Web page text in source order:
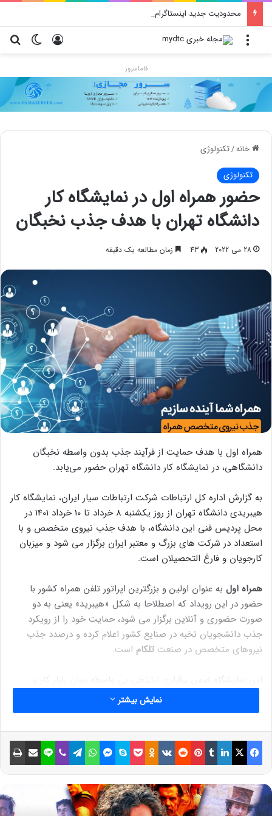
محدودیت جدید اینستاگرام: هر پست فقط پنج هشتگ
تغییر ورود منو
فاماسرور
خانه/تکنولوژی
تکنولوژی
حضور همراه اول در نمایشگاه کار
دانشگاه تهران با هدف جذب نخبگان
28 می 2022 43 زمان مطالعه یک دقیقه
همراه اول با هدف حمایت از فرآیند جذب بدون واسطه نخبگان
دانشگاهی، در نمایشگاه کار دانشگاه تهران حضور می‌یابد.
به گزارش اداره کل ارتباطات شرکت ارتباطات سیار ایران، نمایشگاه کار
هیبریدی دانشگاه تهران از روز یکشنبه 8 خرداد تا 10 خرداد 1401 در
محل پردیس فنی این دانشگاه، با هدف جذب نیروی متخصص و با
استعداد در شرکت های بزرگ و معتبر ایران برگزار می شود و میزبان
کارجویان و فارغ التحصیلان است.
همراه اول به عنوان اولین و بزرگترین اپراتور تلفن همراه کشور با
حضور در این رویداد که اصطلاحا به شکل «هیبرید» یعنی به دو
صورت حضوری و آنلاین برگزار می شود، حمایت خود را از رویکرد
جذب دانشجویان نخبه در صنایع کشور اعلام کرده و درصدد جذب
نیروهای متخصص در صنعت تلکام است.
دانشگاه، فرصت تعاملی مستقیم و رو در رو بین کارجویان و
دانشجویان نخبه با صنعتگران را فراهم می آورد تا بدون هیچ دغدغه
نوشته های مشابه
از کجا بفهمیم هدفون شارژ شده است؟
6 سپتامبر 2021
نمایش بیشتر
فیسبوک ایکس لینکداین تامبلر پینتریست Reddit
VKontakte
Odnoklassniki پاکت اسکایپ مسنجر واتس آپ تلگرام وایبر لاین اشتراک گذاری با ایمیل